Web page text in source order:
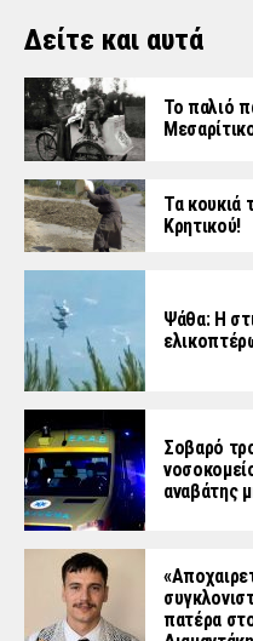
Δείτε και αυτά
Το παλιό
Τα κουκιά
Κρητικού!
Ψάθα: Η
Σοβαρό
αναβάτης
πατέρα